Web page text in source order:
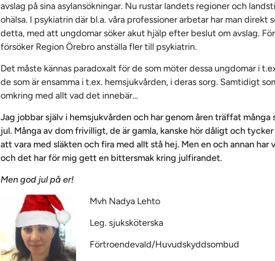
avslag på sina asylansökningar. Nu rustar landets regioner och
ohälsa. I psykiatrin där bl.a. våra professioner arbetar har man direkt
detta, med att ungdomar söker akut hjälp efter beslut om avslag.
försöker Region Örebro anställa fler till psykiatrin.
Det måste kännas paradoxalt för de som möter dessa ungdomar i
de som är ensamma i t.ex. hemsjukvården, i deras sorg. Samtidigt
omkring med allt vad det innebär…
Jag jobbar själv i hemsjukvården och har genom åren träffat många
jul. Många av dom frivilligt, de är gamla, kanske hör dåligt och
att vara med släkten och fira med allt stå hej. Men en och annan
och det har för mig gett en bittersmak kring julfirandet.
Men god jul på er!
Mvh Nadya Lehto
Leg. sjuksköterska
Förtroendevald/Huvudskyddsombud